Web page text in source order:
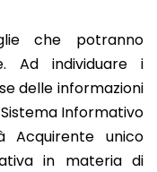
che potranno
Ad individuare i
delle informazioni
Informativo
Acquirente unico
in materia di